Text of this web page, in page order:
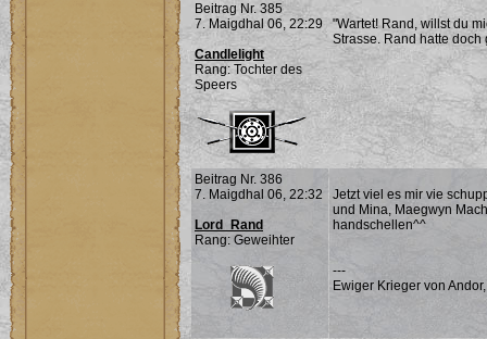
Beitrag Nr. 385
7. Maigdhal 06, 22:29
Candlelight
Rang: Tochter des
Speers
"Wartet! Rand, willst du
Strasse. Rand hatte doch
Beitrag Nr. 386
7. Maigdhal 06, 22:32
Lord_Rand
Rang: Geweihter
Jetzt viel es mir vie
und Mina, Maegwyn
handschellen^^
---
Ewiger Krieger von